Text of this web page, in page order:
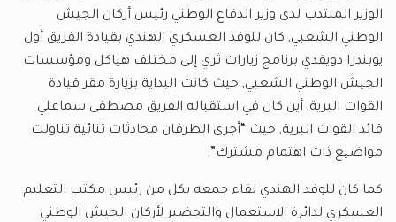
الوزير المنتدب لدى وزير الدفاع الوطني رئيس أركان الجيش
الوطني الشعبي, كان للوفد العسكري الهندي بقيادة الفريق أول
يوبندرا دويفدي برنامج زيارات ثري إلى مختلف هياكل ومؤسسات
الجيش الوطني الشعبي, حيث كانت البداية بزيارة مقر قيادة
القوات البرية, أين كان في استقباله الفريق مصطفى سماعلي
قائد القوات البرية, حيث “أجرى الطرفان محادثات ثنائية تناولت
مواضيع ذات اهتمام مشترك”.
كما كان للوفد الهندي لقاء جمعه بكل من رئيس مكتب التعليم
العسكري لدائرة الاستعمال والتحضير لأركان الجيش الوطني